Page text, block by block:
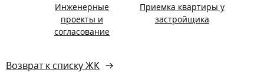
Инженерные
проекты и
согласование
Приемка квартиры у
застройщика
Возврат к списку ЖК